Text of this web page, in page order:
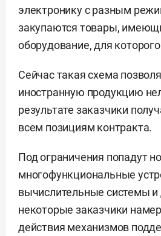
электронику с разным
закупаются товары,
оборудование, для
Сейчас такая схема
иностранную продукцию
результате заказчики
всем позициям контракта.
Под ограничения попадут
многофункциональные
вычислительные системы и
некоторые заказчики
действия механизмов